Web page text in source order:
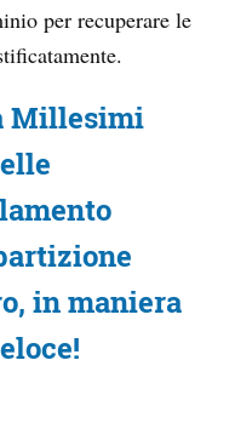
per recuperare le
Millesimi
in maniera